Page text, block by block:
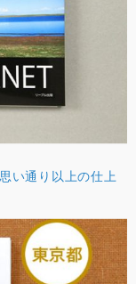
い通り以上の仕上